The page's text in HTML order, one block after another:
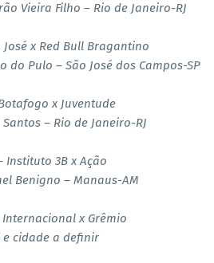
Vieira Filho – Rio de Janeiro-RJ
José x Red Bull Bragantino
do Pulo – São José dos Campos-SP
x Juventude
– Rio de Janeiro-RJ
Instituto 3B x Ação
Benigno – Manaus-AM
Internacional x Grêmio
e cidade a definir